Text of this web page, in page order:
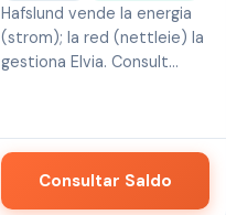
Hafslund vende la energia
(strom); la red (nettleie) la
gestiona Elvia. Consult…
Consultar Saldo